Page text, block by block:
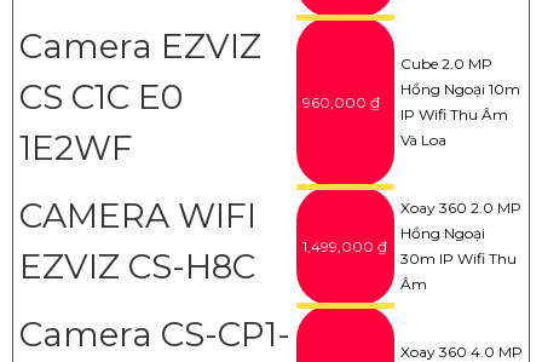
Camera EZVIZ
CS C1C E0
1E2WF
960,000 ₫
Cube 2.0 MP
Hồng Ngoại 10m
IP Wifi Thu Âm
Và Loa
CAMERA WIFI
EZVIZ CS-H8C
1,499,000 ₫
Xoay 360 2.0 MP
Hồng Ngoại
30m IP Wifi Thu
Âm
Camera CS-CP1-
Xoay 360 4.0 MP